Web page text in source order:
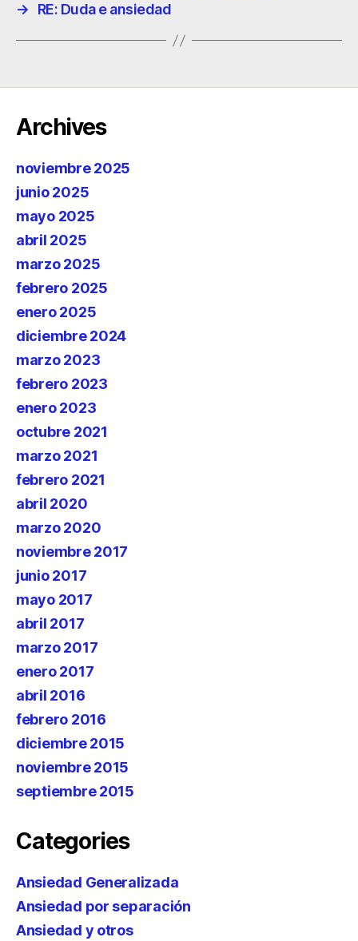
→
RE: Duda e ansiedad
Archives
noviembre 2025
junio 2025
mayo 2025
abril 2025
marzo 2025
febrero 2025
enero 2025
diciembre 2024
marzo 2023
febrero 2023
enero 2023
octubre 2021
marzo 2021
febrero 2021
abril 2020
marzo 2020
noviembre 2017
junio 2017
mayo 2017
abril 2017
marzo 2017
enero 2017
abril 2016
febrero 2016
diciembre 2015
noviembre 2015
septiembre 2015
Categories
Ansiedad Generalizada
Ansiedad por separación
Ansiedad y otros